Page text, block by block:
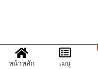
หน้าหลัก เมนู